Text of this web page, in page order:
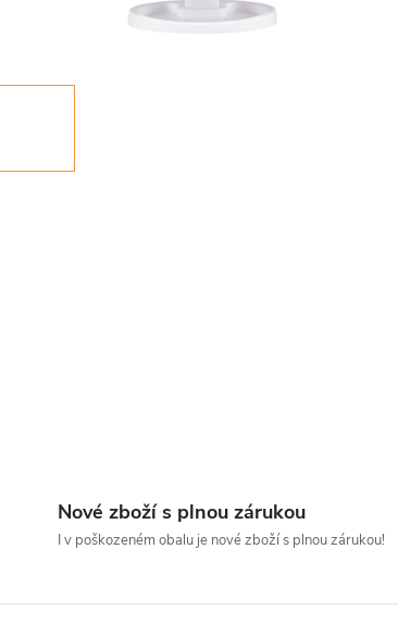
Nové zboží s plnou zárukou
I v poškozeném obalu je nové zboží s plnou zárukou!